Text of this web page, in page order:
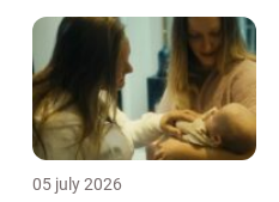
05 july 2026